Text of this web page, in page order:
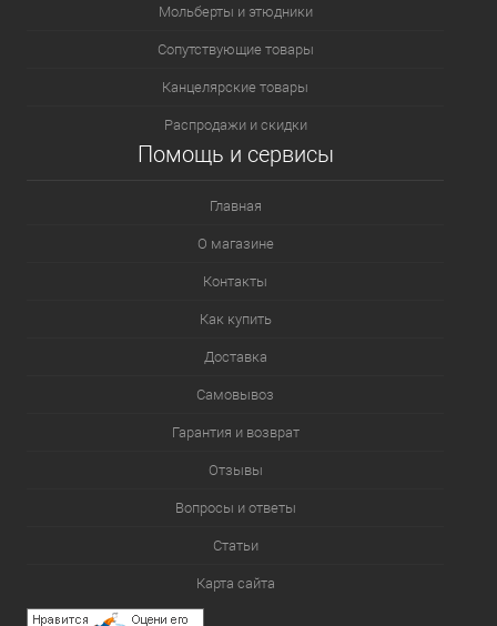
Мольберты и этюдники
Сопутствующие товары
Канцелярские товары
Распродажи и скидки
Помощь и сервисы
Главная
О магазине
Контакты
Как купить
Доставка
Самовывоз
Гарантия и возврат
Отзывы
Вопросы и ответы
Статьи
Карта сайта